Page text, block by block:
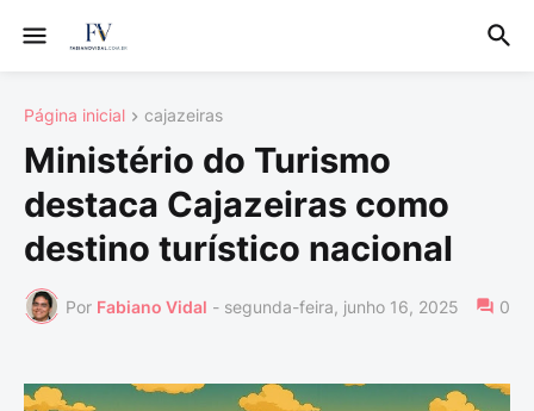
Página inicial cajazeiras
Ministério do Turismo
destaca Cajazeiras como
destino turístico nacional
Por Fabiano Vidal - segunda-feira, junho 16, 2025 0